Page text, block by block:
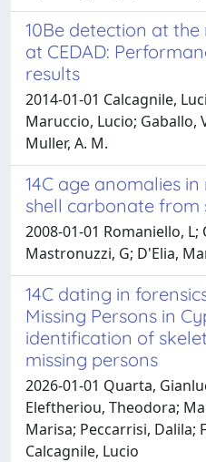
10Be detection at
at CEDAD:
results
2014-01-01 Calcagnile,
Maruccio, Lucio; Gaballo,
Muller, A. M.
14C age anomalies
shell carbonate from
2008-01-01 Romaniello,
Mastronuzzi, G; D'Elia,
14C dating in
Missing Persons in
identification of
missing persons
2026-01-01 Quarta,
Eleftheriou, Theodora;
Marisa; Peccarrisi, Dalila;
Calcagnile, Lucio